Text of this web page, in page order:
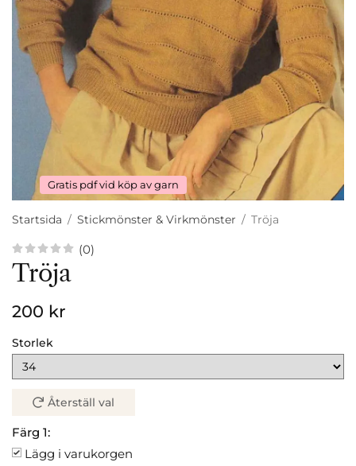
Gratis pdf vid köp av garn
Startsida / Stickmönster & Virkmönster / Tröja
(0)
Tröja
200 kr
Storlek
Återställ val
Färg 1:
Lägg i varukorgen